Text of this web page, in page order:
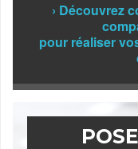
› Découvrez
pour réaliser